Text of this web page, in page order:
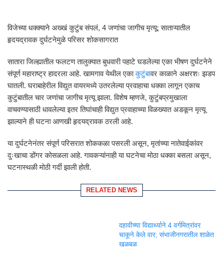
विजेच्या धक्क्याने अख्खं कुटुंब संपलं, 4 जणांचा जागीच मृत्यू; साताऱ्यातील
हृदयद्रावक दुर्घटनेमुळे परिसर शोकसागरात
सातारा जिल्ह्यातील फलटण तालुक्यात बुधवारी पहाटे घडलेल्या एका भीषण दुर्घटनेने
संपूर्ण महाराष्ट्र हादरला आहे. खामगाव येथील एकाकुटुंबावर काळाने अक्षरशः झडप
घातली. घराबाहेरील विद्युत वायरमध्ये उतरलेल्या प्रवाहाचा धक्का लागून एकाच
कुटुंबातील चार जणांचा जागीच मृत्यू झाला. विशेष म्हणजे, कुटुंबप्रमुखाला
वाचवण्यासाठी धावलेल्या इतर तिघांचाही विद्युत प्रवाहाच्या विळख्यात अडकून मृत्यू
झाल्याने ही घटना आणखी हृदयद्रावक ठरली आहे.
या दुर्घटनेनंतर संपूर्ण परिसरात शोककळा पसरली असून, मृतांच्या नातेवाईकांवर
दुःखाचा डोंगर कोसळला आहे. गावकऱ्यांनाही या घटनेचा मोठा धक्का बसला असून,
घटनास्थळी मोठी गर्दी झाली होती.
RELATED NEWS
दहावीच्या विद्यार्थ्याने 4 वर्गमित्रांवर
चाकूने केले वार; संभाजीनगरातील शाळेत
खळबळ